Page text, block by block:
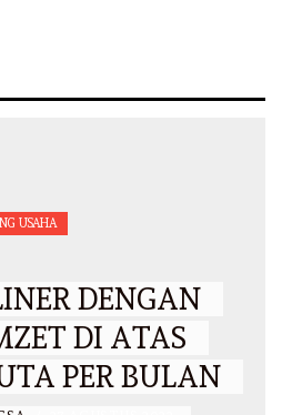
USAHA
DENGAN
DI ATAS
PER BULAN